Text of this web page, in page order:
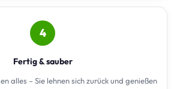
4
Fertig & sauber
alles – Sie lehnen sich zurück und genießen